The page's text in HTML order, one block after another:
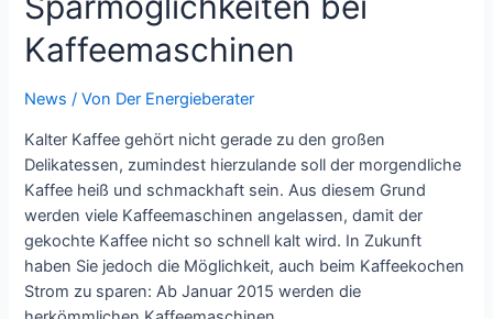
die
Straßenbeleuchtung
Kaffeemaschinen
News / Von Der Energieberater
Kalter Kaffee gehört nicht gerade zu den großen
Delikatessen, zumindest hierzulande soll der morgendliche
Kaffee heiß und schmackhaft sein. Aus diesem Grund
werden viele Kaffeemaschinen angelassen, damit der
gekochte Kaffee nicht so schnell kalt wird. In Zukunft
haben Sie jedoch die Möglichkeit, auch beim Kaffeekochen
Strom zu sparen: Ab Januar 2015 werden die